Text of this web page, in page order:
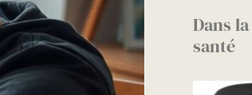
Dans
santé